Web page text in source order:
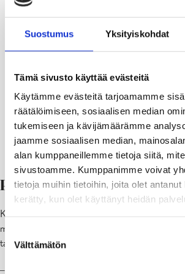
Suostumus Yksityiskohdat
Tämä sivusto käyttää evästeitä
Käytämme evästeitä tarjoamamme
räätälöimiseen, sosiaalisen median
tukemiseen ja kävijämäärämme
jaamme sosiaalisen median,
alan kumppaneillemme tietoja siitä,
sivustoamme. Kumppanimme voivat
tietoja muihin tietoihin, joita olet antanut
kerätty, kun olet käyttänyt heidän
Suostumuksen
valinta
Välttämätön
Raaseporissa rakennetaan
turvallista liikkumista jalan tai
AHMED ALALOUSI
Pyöräily-ystävällinen ku
Koska polkupyörä on myös yhä useamman
matkailijan mieluisin kulkuväline, haluaa
tarpeeseen kehittämällä alueen kevyen
– Kevyen liikenteen väylien käyttö ja kysyntä on